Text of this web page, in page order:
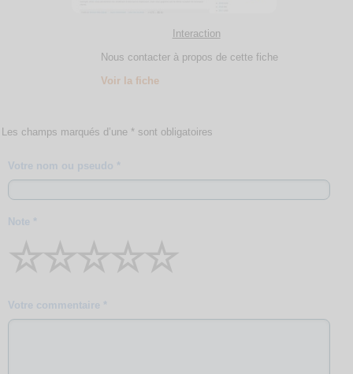
Interaction
Nous contacter à propos de cette fiche
Voir la fiche
Les champs marqués d’une * sont obligatoires
Votre nom ou pseudo *
Note *
☆
☆
☆
☆
☆
Votre commentaire *